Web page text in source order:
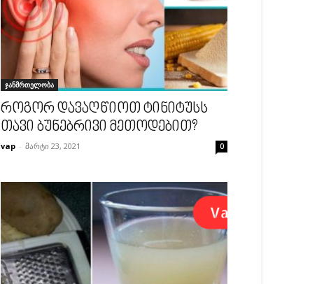
ჯანმრთელობა
როგორ დავაღწიოთ ტინიტუსს
თავი ბუნებრივი მეთოდებით?
vap - მარტი 23, 2021 0